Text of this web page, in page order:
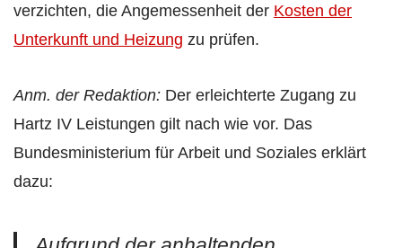
verzichten, die Angemessenheit der Kosten der
Unterkunft und Heizung zu prüfen.
Anm. der Redaktion: Der erleichterte Zugang zu
Hartz IV Leistungen gilt nach wie vor. Das
Bundesministerium für Arbeit und Soziales erklärt
dazu: